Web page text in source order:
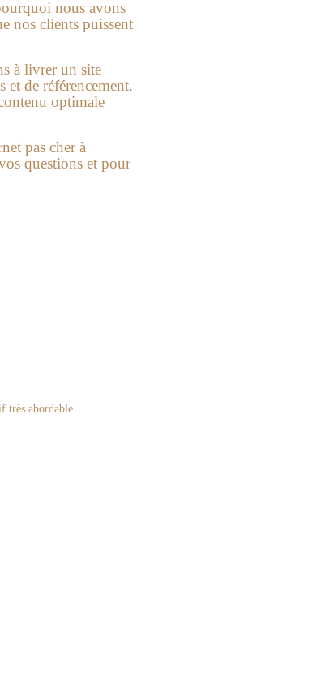
nous avons
nos clients puissent
à livrer un site
et de référencement.
optimale
pas cher à
questions et pour
très abordable.